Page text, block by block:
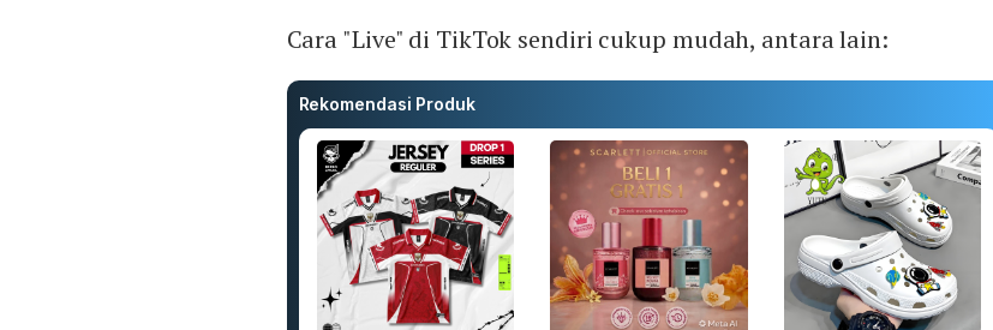
Cara "Live" di TikTok sendiri cukup mudah, antara lain:
Rekomendasi Produk